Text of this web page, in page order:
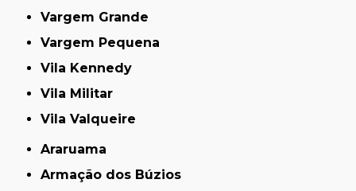
Vargem Grande
Vargem Pequena
Vila Kennedy
Vila Militar
Vila Valqueire
Araruama
Armação dos Búzios